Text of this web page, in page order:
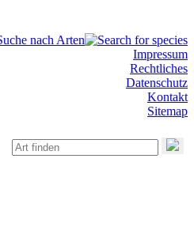
Impressum
Rechtliches
Datenschutz
Kontakt
Sitemap